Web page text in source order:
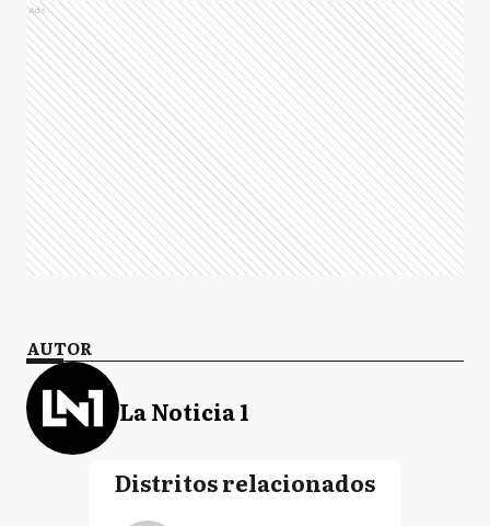
Ads
AUTOR
La Noticia 1
Distritos relacionados